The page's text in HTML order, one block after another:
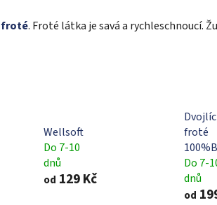
froté. Froté látka je savá a rychleschnoucí.
Wellsoft
Do 7-10
dnů
od 129 Kč
froté
Do 7-
dnů
od